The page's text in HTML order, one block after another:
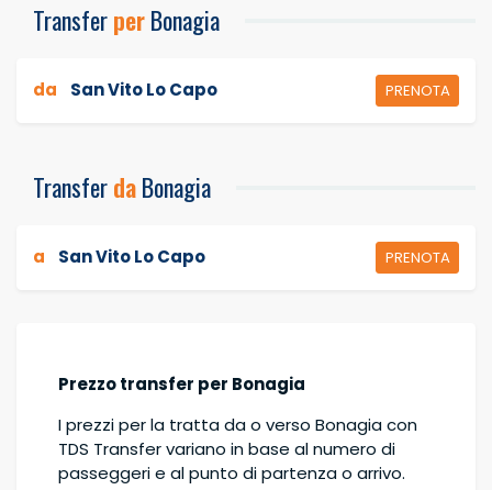
TransferperBonagia
da San Vito Lo Capo PRENOTA
TransferdaBonagia
a San Vito Lo Capo PRENOTA
Prezzo transfer per Bonagia
I prezzi per la tratta da o verso Bonagia con
TDS Transfer variano in base al numero di
passeggeri e al punto di partenza o arrivo.